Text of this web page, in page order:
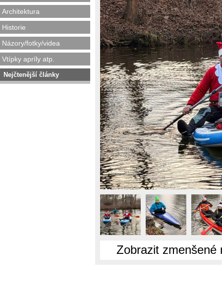
Architektura
Historie
Názory/fotky/videa
Vtípky apríly atp.
Nejčtenější články
Zobrazit zmenšené